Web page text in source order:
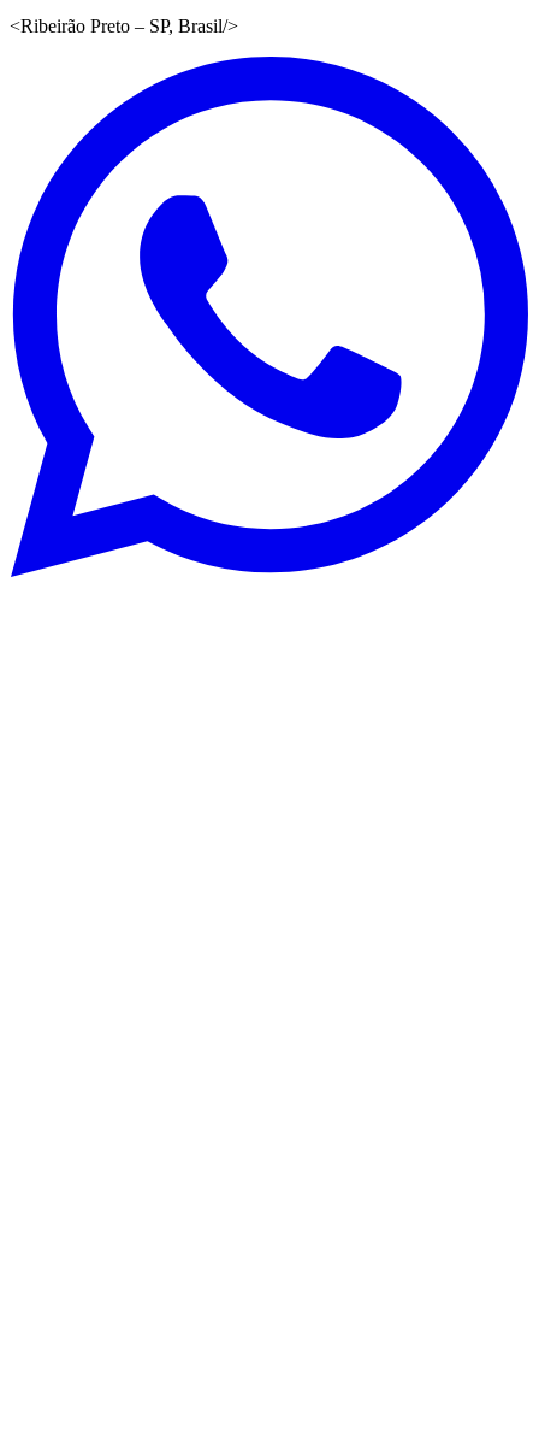
<Ribeirão Preto – SP, Brasil/>